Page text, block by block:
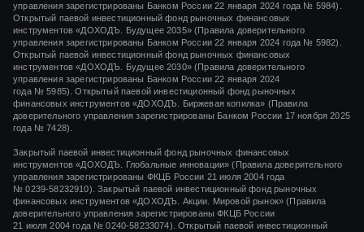
управления зарегистрированы Банком России 22 января 2024 года № 5984).
Открытый паевой инвестиционный фонд рыночных финансовых
инструментов «ДОХОДЪ. Будущее 2035» (Правила доверительного
управления зарегистрированы Банком России 22 января 2024 года № 5982).
Открытый паевой инвестиционный фонд рыночных финансовых
инструментов «ДОХОДЪ. Будущее 2030» (Правила доверительного
управления зарегистрированы Банком России 22 января 2024
года № 5985). Открытый паевой инвестиционный фонд рыночных
финансовых инструментов «ДОХОДЪ. Биржевая копилка» (Правила
доверительного управления зарегистрированы Банком России 17 ноября 2025
года № 7428).
Закрытый паевой инвестиционный фонд рыночных финансовых
инструментов «ДОХОДЪ. Глобальные инновации» (Правила доверительного
управления зарегистрированы ФКЦБ России 21 июля 2004 года
№ 0239-58232910). Закрытый паевой инвестиционный фонд рыночных
финансовых инструментов «ДОХОДЪ. Акции. Мировой рынок» (Правила
доверительного управления зарегистрированы ФКЦБ России
21 июля 2004 года № 0240-58233074). Открытый паевой инвестиционный